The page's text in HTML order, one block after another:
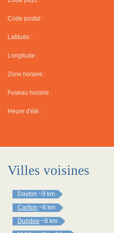
Code postal :
Latitude :
Longitude :
Zone horaire :
Fuseau horaire :
Heure d'été :
Villes voisines
Dayton ~9 km
Carlton ~8 km
Dundee ~8 km